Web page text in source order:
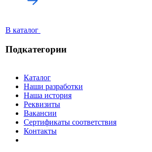
В каталог
Подкатегории
Каталог
Наши разработки
Наша история
Реквизиты
Вакансии
Сертификаты соответствия
Контакты